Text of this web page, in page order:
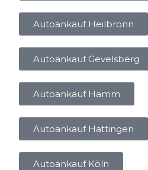
Autoankauf Heilbronn
Autoankauf Gevelsberg
Autoankauf Hamm
Autoankauf Hattingen
Autoankauf Köln